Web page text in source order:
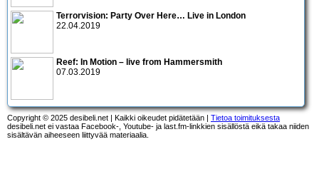
Terrorvision: Party Over Here… Live in London
22.04.2019
Reef: In Motion – live from Hammersmith
07.03.2019
Copyright © 2025 desibeli.net | Kaikki oikeudet pidätetään | Tietoa toimituksesta
desibeli.net ei vastaa Facebook-, Youtube- ja last.fm-linkkien sisällöstä eikä takaa niiden
sisältävän aiheeseen liittyvää materiaalia.